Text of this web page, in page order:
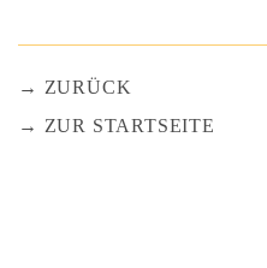
ZURÜCK
ZUR STARTSEITE